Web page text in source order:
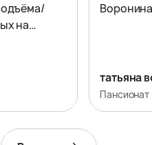
на
3. Никаких
этаж не
татьяна